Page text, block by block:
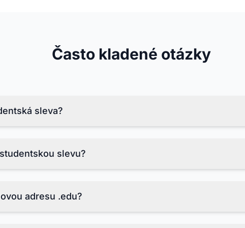
Často kladené otázky
sleva?
slevu?
adresu .edu?